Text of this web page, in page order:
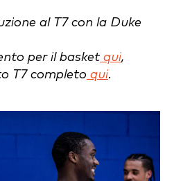
al T7 con la Duke
per il basketqui,
T7 completo qui.